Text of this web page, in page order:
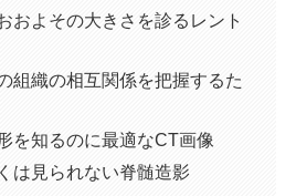
およその大きさを診るレント
組織の相互関係を把握するた
を知るのに最適なCT画像
は見られない脊髄造影